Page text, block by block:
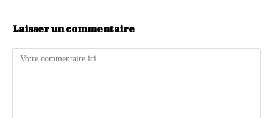
Laisser un commentaire